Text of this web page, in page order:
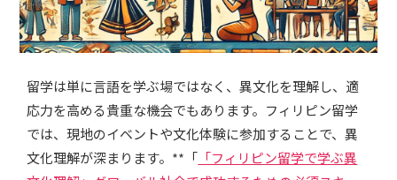
留学は単に言語を学ぶ場ではなく、異文化を理解し、適
応力を高める貴重な機会でもあります。フィリピン留学
では、現地のイベントや文化体験に参加することで、異
文化理解が深まります。**「 「フィリピン留学で学ぶ異